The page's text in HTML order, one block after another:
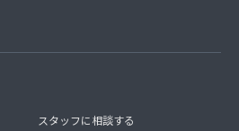
スタッフに相談する